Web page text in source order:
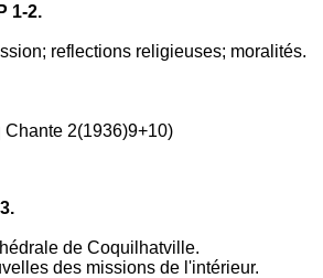
P 1-2.
reflections religieuses; moralités.
2(1936)9+10)
de Coquilhatville.
des missions de l'intérieur.